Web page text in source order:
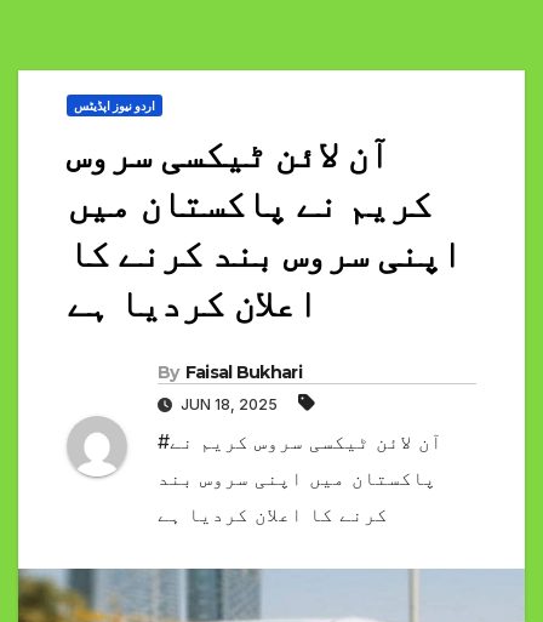
اردو نیوز اپڈیٹس
آن لائن ٹیکسی سروس
کریم نے پاکستان میں
اپنی سروس بند کرنے کا
اعلان کردیا ہے
By Faisal Bukhari
JUN 18, 2025
#آن لائن ٹیکسی سروس کریم نے
پاکستان میں اپنی سروس بند
کرنے کا اعلان کردیا ہے